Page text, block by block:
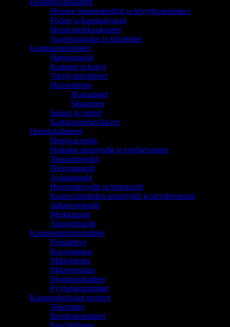
Hiustenhoitolaitteet
Hiusten lämpösäteilijät ja höyryhoitolaitteet
Föönit ja kupukuivaajat
Hiustenleikkuukoneet
Suoristusraudat ja kihartimet
Kampaamotuotteet
Harjoituspäät
Kammat ja harjat
Värjäystarvikkeet
Hiustenhoito
Hoitoaineet
Shampoot
Sakset ja veitset
Kampaamotarvikkeet
Hoitolakalusteet
Hierovat tuolit
Hoitolan apupöydät ja tarvikevaunut
Tatuointipenkit
Hierontatuolit
Asiakastuolit
Hierontapöydät ja hoitotuolit
Kauneushoitolan apupöydät ja tarvikevaunut
Jalkahoitotuolit
Meikkituolit
Tatuointituolit
Kauneudenhoitolaitteet
Pienlaitteet
Kasvosaunat
Mikrohionta
Mikroneulaus
Monitoimilaitteet
Pyyhelämmittimet
Kauneushoitolan tuotteet
Tekoripset
Ihonhoitotuotteet
Parafiinihoito